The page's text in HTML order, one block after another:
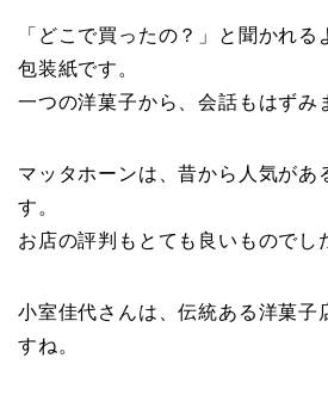
「どこで買ったの？」と聞かれる
包装紙です。
一つの洋菓子から、会話もはずみ
マッタホーンは、昔から人気があ
す。
お店の評判もとても良いものでし
小室佳代さんは、伝統ある洋菓子
すね。